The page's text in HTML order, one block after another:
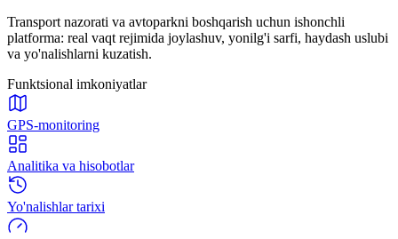
Transport nazorati va avtoparkni boshqarish uchun ishonchli
platforma: real vaqt rejimida joylashuv, yonilg'i sarfi, haydash uslubi
va yo'nalishlarni kuzatish.
Funktsional imkoniyatlar
GPS-monitoring
Analitika va hisobotlar
Yo'nalishlar tarixi